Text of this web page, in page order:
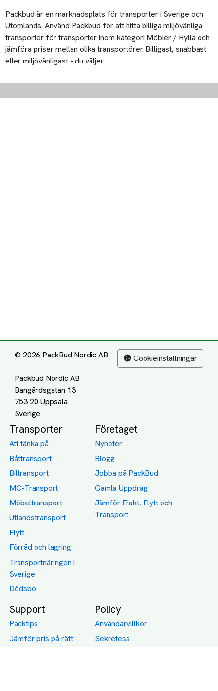
Packbud är en marknadsplats för transporter i Sverige och
Utomlands. Använd Packbud för att hitta billiga miljövänliga
transporter för transporter inom kategori Möbler / Hylla och
jämföra priser mellan olika transportörer. Billigast, snabbast
eller miljövänligast - du väljer.
© 2026 PackBud Nordic AB
Packbud Nordic AB
Bangårdsgatan 13
753 20 Uppsala
Cookieinställningar
Transporter
Att tänka på
Båttransport
Biltransport
MC-Transport
Möbeltransport
Utlandstransport
Flytt
Förråd och lagring
Transportnäringen i
Sverige
Dödsbo
Företaget
Nyheter
Blogg
Jobba på PackBud
Gamla Uppdrag
Jämför Frakt, Flytt och
Transport
Support
Packtips
Jämför pris på rätt
Policy
Användarvillkor
Sekretess